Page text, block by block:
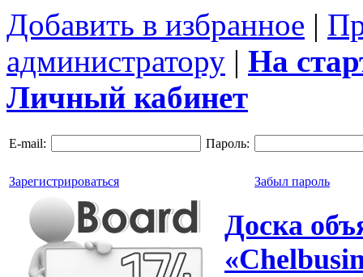
Добавить в избранное |
администратору | На
Личный кабинет
E-mail: Пароль:
Зарегистрироваться Забыл пароль
Доска